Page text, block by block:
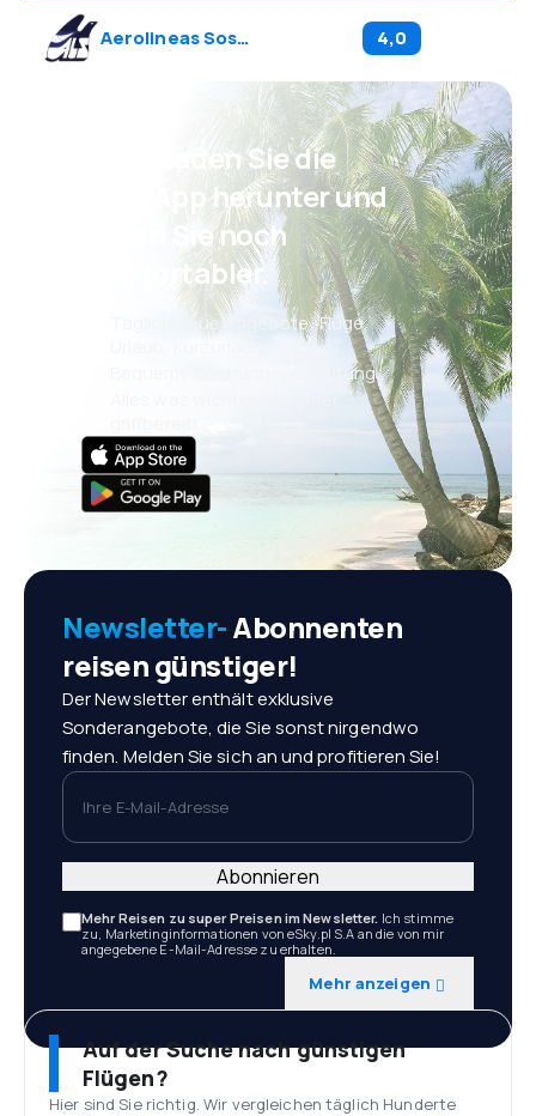
Aerolineas Sosa( 4,0
Psst! Laden Sie die
eSky App herunter und
reisen Sie noch
komfortabler.
Täglich neue Angebote: Flüge,
Bequeme Buchungsverwaltung
Newsletter-Abonnenten
reisen günstiger!
Der Newsletter enthält exklusive
Sonderangebote, die Sie sonst nirgendwo
finden. Melden Sie sich an und profitieren Sie!
Ihre E-Mail-Adresse
Mehr Reisen zu super Preisen im Newsletter. Ich stimme
zu, Marketinginformationen von eSky.pl S.A an die von mir
angegebene E-Mail-Adresse zu erhalten.
Mehr anzeigen
Abonnieren
Auf der Suche nach günstigen
Flügen?
Hier sind Sie richtig. Wir vergleichen täglich Hunderte